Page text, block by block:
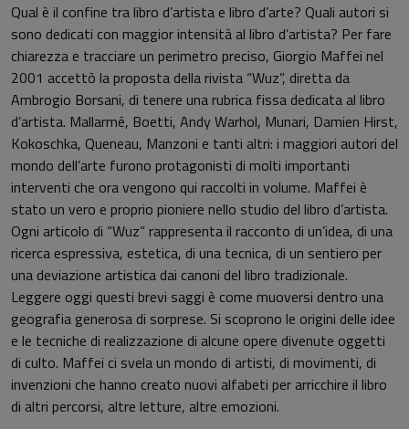
Qual è il confine tra libro d’artista e libro d’arte? Quali autori si
sono dedicati con maggior intensità al libro d’artista? Per fare
chiarezza e tracciare un perimetro preciso, Giorgio Maffei nel
2001 accettò la proposta della rivista “Wuz”, diretta da
Ambrogio Borsani, di tenere una rubrica fissa dedicata al libro
d’artista. Mallarmé, Boetti, Andy Warhol, Munari, Damien Hirst,
Kokoschka, Queneau, Manzoni e tanti altri: i maggiori autori del
mondo dell’arte furono protagonisti di molti importanti
interventi che ora vengono qui raccolti in volume. Maffei è
stato un vero e proprio pioniere nello studio del libro d’artista.
Ogni articolo di “Wuz” rappresenta il racconto di un’idea, di una
ricerca espressiva, estetica, di una tecnica, di un sentiero per
una deviazione artistica dai canoni del libro tradizionale.
Leggere oggi questi brevi saggi è come muoversi dentro una
geografia generosa di sorprese. Si scoprono le origini delle idee
e le tecniche di realizzazione di alcune opere divenute oggetti
di culto. Maffei ci svela un mondo di artisti, di movimenti, di
invenzioni che hanno creato nuovi alfabeti per arricchire il libro
di altri percorsi, altre letture, altre emozioni.